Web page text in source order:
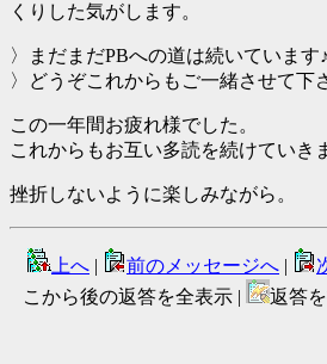
くりした気がします。
〉まだまだPBへの道は続いています♪
〉どうぞこれからもご一緒させて下
この一年間お疲れ様でした。
これからもお互い多読を続けていき
挫折しないように楽しみながら。
上へ | 前のメッセージへ |
こから後の返答を全表示 |
返答